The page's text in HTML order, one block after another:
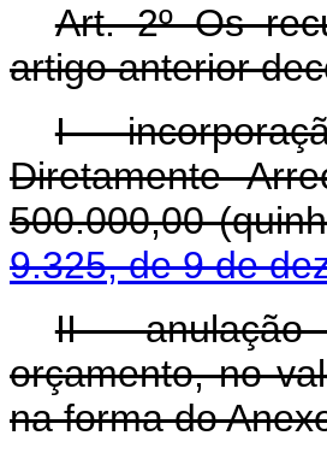
Art. 2º Os
artigo anterior
I -
Diretamente
500.000,00
9.325, de 9 de
II - anulação
orçamento, no
na forma do